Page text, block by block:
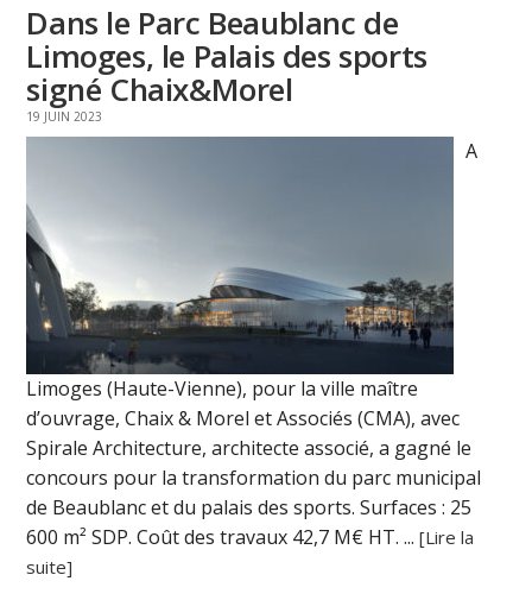
Dans le Parc Beaublanc de
Limoges, le Palais des sports
signé Chaix&Morel
19 JUIN 2023
A
Limoges (Haute-Vienne), pour la ville maître
d’ouvrage, Chaix & Morel et Associés (CMA), avec
Spirale Architecture, architecte associé, a gagné le
concours pour la transformation du parc municipal
de Beaublanc et du palais des sports. Surfaces : 25
600 m² SDP. Coût des travaux 42,7 M€ HT. ...[Lire la
suite]